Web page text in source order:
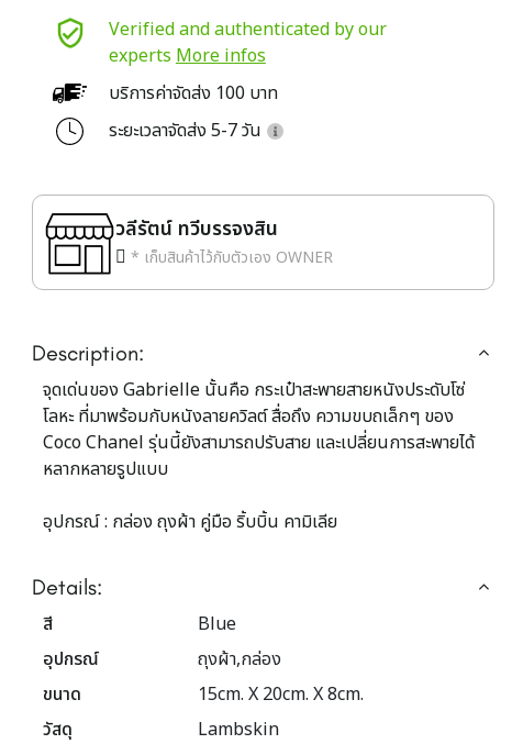
Verified and authenticated by our
experts More infos
บริการค่าจัดส่ง 100 บาท
ระยะเวลาจัดส่ง 5-7 วัน
วลีรัตน์ ทวีบรรจงสิน
* เก็บสินค้าไว้กับตัวเอง OWNER
Description:
จุดเด่นของ Gabrielle นั้นคือ กระเป๋าสะพายสายหนังประดับโซ่
โลหะ ที่มาพร้อมกับหนังลายควิลต์ สื่อถึง ความขบถเล็กๆ ของ
Coco Chanel รุ่นนี้ยังสามารถปรับสาย และเปลี่ยนการสะพายได้
หลากหลายรูปแบบ
อุปกรณ์ : กล่อง ถุงผ้า คู่มือ ริ้บบิ้น คามิเลีย
Details:
สี
Blue
อุปกรณ์
ถุงผ้า,กล่อง
ขนาด
15cm. X 20cm. X 8cm.
วัสดุ
Lambskin